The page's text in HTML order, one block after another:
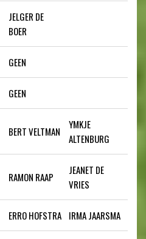
JELGER DE
BOER
GEEN
GEEN
BERT VELTMAN
YMKJE
ALTENBURG
RAMON RAAP
JEANET DE
VRIES
ERRO HOFSTRA IRMA JAARSMA